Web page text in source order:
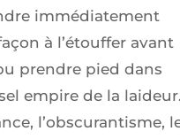
immé­dia­te­ment
à l’é­touf­fer avant
prendre pied dans
empire de la lai­deur.
l’obs­cu­ran­tisme,